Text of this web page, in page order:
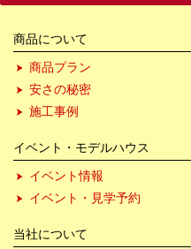
商品について
商品プラン
安さの秘密
施工事例
イベント・モデルハウス
イベント情報
イベント・見学予約
当社について